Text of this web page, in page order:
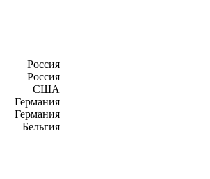
Россия
Россия
США
Германия
Германия
Бельгия